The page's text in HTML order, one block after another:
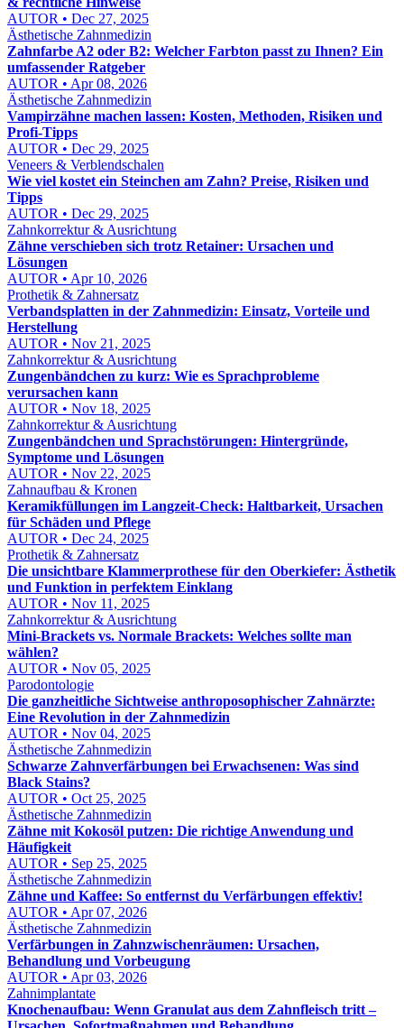
AUTOR • Dec 27, 2025
Ästhetische Zahnmedizin
Zahnfarbe A2 oder B2: Welcher Farbton passt zu Ihnen? Ein
umfassender Ratgeber
AUTOR • Apr 08, 2026
Ästhetische Zahnmedizin
Vampirzähne machen lassen: Kosten, Methoden, Risiken und
Profi-Tipps
AUTOR • Dec 29, 2025
Veneers & Verblendschalen
Wie viel kostet ein Steinchen am Zahn? Preise, Risiken und
Tipps
AUTOR • Dec 29, 2025
Zahnkorrektur & Ausrichtung
Zähne verschieben sich trotz Retainer: Ursachen und
Lösungen
AUTOR • Apr 10, 2026
Prothetik & Zahnersatz
Verbandsplatten in der Zahnmedizin: Einsatz, Vorteile und
Herstellung
AUTOR • Nov 21, 2025
Zahnkorrektur & Ausrichtung
Zungenbändchen zu kurz: Wie es Sprachprobleme
verursachen kann
AUTOR • Nov 18, 2025
Zahnkorrektur & Ausrichtung
Zungenbändchen und Sprachstörungen: Hintergründe,
Symptome und Lösungen
AUTOR • Nov 22, 2025
Zahnaufbau & Kronen
Keramikfüllungen im Langzeit-Check: Haltbarkeit, Ursachen
für Schäden und Pflege
AUTOR • Dec 24, 2025
Prothetik & Zahnersatz
Die unsichtbare Klammerprothese für den Oberkiefer: Ästhetik
und Funktion in perfektem Einklang
AUTOR • Nov 11, 2025
Zahnkorrektur & Ausrichtung
Mini-Brackets vs. Normale Brackets: Welches sollte man
wählen?
AUTOR • Nov 05, 2025
Parodontologie
Die ganzheitliche Sichtweise anthroposophischer Zahnärzte:
Eine Revolution in der Zahnmedizin
AUTOR • Nov 04, 2025
Ästhetische Zahnmedizin
Schwarze Zahnverfärbungen bei Erwachsenen: Was sind
Black Stains?
AUTOR • Oct 25, 2025
Ästhetische Zahnmedizin
Zähne mit Kokosöl putzen: Die richtige Anwendung und
Häufigkeit
AUTOR • Sep 25, 2025
Ästhetische Zahnmedizin
Zähne und Kaffee: So entfernst du Verfärbungen effektiv!
AUTOR • Apr 07, 2026
Ästhetische Zahnmedizin
Verfärbungen in Zahnzwischenräumen: Ursachen,
Behandlung und Vorbeugung
AUTOR • Apr 03, 2026
Zahnimplantate
Knochenaufbau: Wenn Granulat aus dem Zahnfleisch tritt –